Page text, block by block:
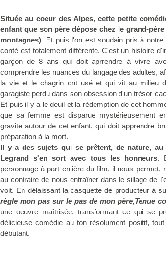
Située au coeur des Alpes, cette petite
enfant que son père dépose chez le grand-
montagnes). Et puis l'on est soudain pris à
conté est totalement différente. C'est un histoire
garçon de 8 ans qui doit aprrendre à vivre
comprendre les nuances du langage des adultes,
la vie et le chagrin ont usé et qui vit au milieu
garagiste perdu dans son obsession d'un trésor
Et puis il y a le deuil et la rédemption de cet
que sa femme est disparue mystérieusement
gravite autour de cet enfant, qui doit apprendre
préparation à la mort.
Il y a des sujets qui se prêtent, de nature,
Legrand s'en sort avec tous les honneurs.
personnage à part entière du film, il nous permet,
au contraire de nous entraîner dans le sillage de
voit. En délaissant la casquette de producteur à
règle mon pas sur le pas de mon père,Tenue
une oeuvre maîtrisée, transformant ce qui se
délicieuse comédie au ton résolument positif,
débutant.